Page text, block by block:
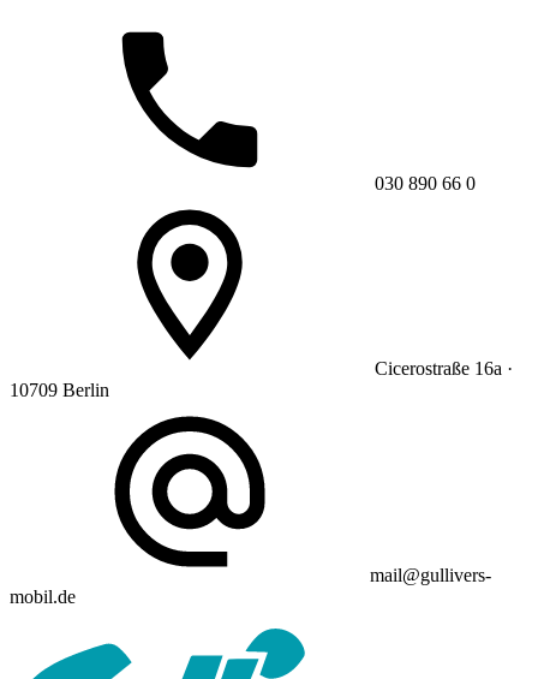
030 890 66 0
Cicerostraße 16a ·
10709 Berlin
mail@gullivers-
mobil.de